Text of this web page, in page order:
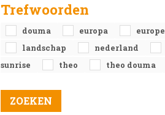
Trefwoorden
douma europa europe
landschap
nederland
sunrise
theo theo douma